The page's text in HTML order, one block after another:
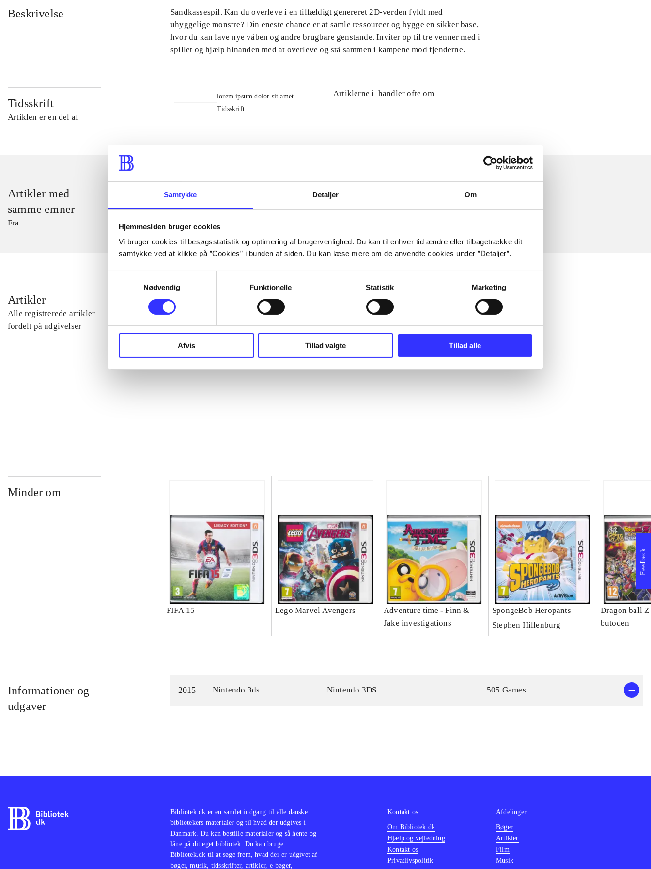
Samtykke Detaljer Om
Hjemmesiden bruger cookies
Vi bruger cookies til besøgsstatistik og optimering af brugervenlighed. Du kan til enhver tid ændre eller tilbagetrække dit
samtykke ved at klikke på ”Cookies” i bunden af siden. Du kan læse mere om de anvendte cookies under ”Detaljer”.
Nødvendig
Funktionelle Statistik Marketing
Afvis Tillad valgte Tillad alle
Beskrivelse
Sandkassespil. Kan du overleve i en tilfældigt genereret 2D-verden fyldt med
uhyggelige monstre? Din eneste chance er at samle ressourcer og bygge en sikker base,
hvor du kan lave nye våben og andre brugbare genstande. Inviter op til tre venner med i
spillet og hjælp hinanden med at overleve og stå sammen i kampene mod fjenderne.
Tidsskrift
Artiklen er en del af
lorem ipsum dolor sit amet ...
Tidsskrift
Artiklerne i handler ofte om
Artikler med
samme emner
Fra
Artikler
Alle registrerede artikler
fordelt på udgivelser
...
...
...
Minder om
FIFA 15 Lego Marvel Avengers
Adventure time - Finn &
Jake investigations
SpongeBob Heropants
Stephen Hillenburg
Dragon ball Z
butoden
Informationer og
udgaver
2015 Nintendo 3ds Nintendo 3DS 505 Games
Feedback
Bibliotek.dk er en samlet indgang til alle danske
bibliotekers materialer og til hvad der udgives i
Danmark. Du kan bestille materialer og så hente og
låne på dit eget bibliotek. Du kan bruge
Bibliotek.dk til at søge frem, hvad der er udgivet af
bøger, musik, tidsskrifter, artikler, e-bøger,
Kontakt os
Om Bibliotek.dk
Hjælp og vejledning
Kontakt os
Privatlivspolitik
Afdelinger
Bøger
Artikler
Film
Musik